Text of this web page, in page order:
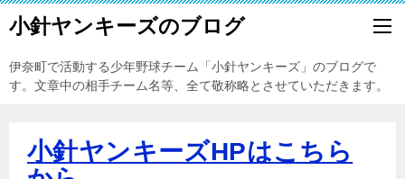
小針ヤンキーズのブログ
伊奈町で活動する少年野球チーム「小針ヤンキーズ」のブログで
す。文章中の相手チーム名等、全て敬称略とさせていただきます。
小針ヤンキーズHPはこちら